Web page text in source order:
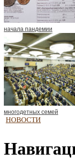
начала пандемии
многодетных семей
НОВОСТИ